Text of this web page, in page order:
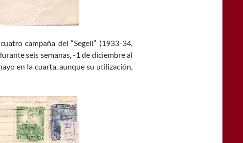
campaña del “Segell” (1933-34,
seis semanas, -1 de diciembre al
en la cuarta, aunque su utilización,